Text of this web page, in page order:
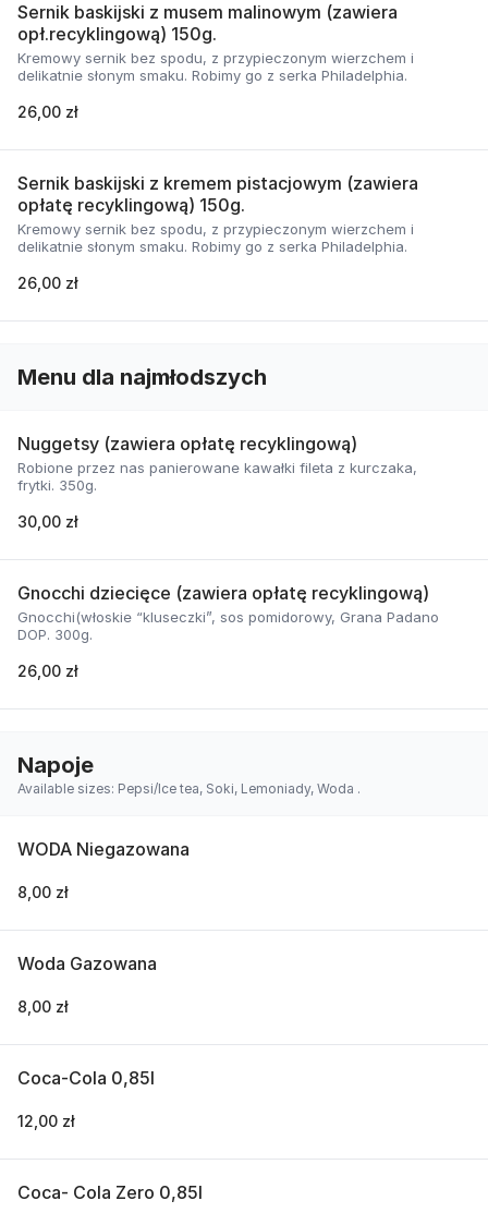
Sernik baskijski z musem malinowym (zawiera
opł.recyklingową) 150g.
Kremowy sernik bez spodu, z przypieczonym wierzchem i
delikatnie słonym smaku. Robimy go z serka Philadelphia.
26,00 zł
Sernik baskijski z kremem pistacjowym (zawiera
opłatę recyklingową) 150g.
Kremowy sernik bez spodu, z przypieczonym wierzchem i
delikatnie słonym smaku. Robimy go z serka Philadelphia.
26,00 zł
Menu dla najmłodszych
Nuggetsy (zawiera opłatę recyklingową)
Robione przez nas panierowane kawałki fileta z kurczaka,
frytki. 350g.
30,00 zł
Gnocchi dziecięce (zawiera opłatę recyklingową)
Gnocchi(włoskie “kluseczki”, sos pomidorowy, Grana Padano
DOP. 300g.
26,00 zł
Napoje
Available sizes: Pepsi/Ice tea, Soki, Lemoniady, Woda .
WODA Niegazowana
8,00 zł
Woda Gazowana
8,00 zł
Coca-Cola 0,85l
12,00 zł
Coca- Cola Zero 0,85l